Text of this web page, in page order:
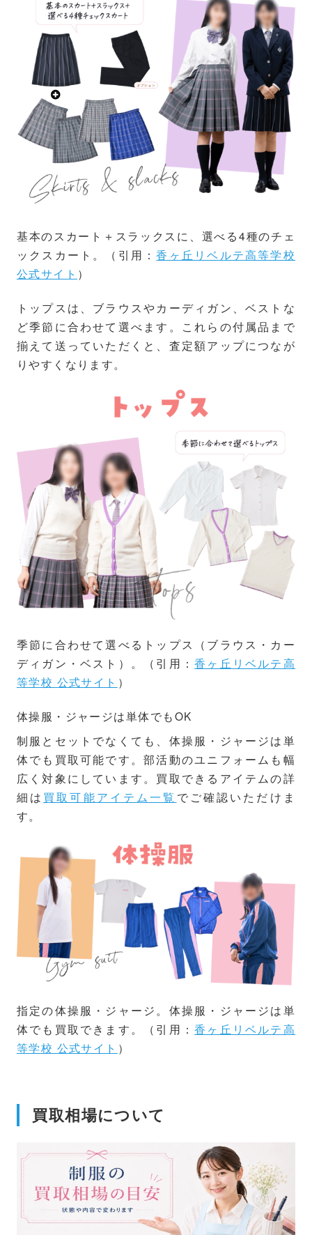
基本のスカート＋スラックスに、選べる4種のチェ
ックスカート。（引用：香ヶ丘リベルテ高等学校
公式サイト ）
トップスは、ブラウスやカーディガン、ベストな
ど季節に合わせて選べます。これらの付属品まで
揃えて送っていただくと、査定額アップにつなが
りやすくなります。
季節に合わせて選べるトップス（ブラウス・カー
ディガン・ベスト）。（引用：香ヶ丘リベルテ高
等学校 公式サイト ）
体操服・ジャージは単体でもOK
制服とセットでなくても、体操服・ジャージは単
体でも買取可能です。部活動のユニフォームも幅
広く対象にしています。買取できるアイテムの詳
細は 買取可能アイテム一覧 でご確認いただけま
す。
指定の体操服・ジャージ。体操服・ジャージは単
体でも買取できます。（引用：香ヶ丘リベルテ高
等学校 公式サイト ）
買取相場について